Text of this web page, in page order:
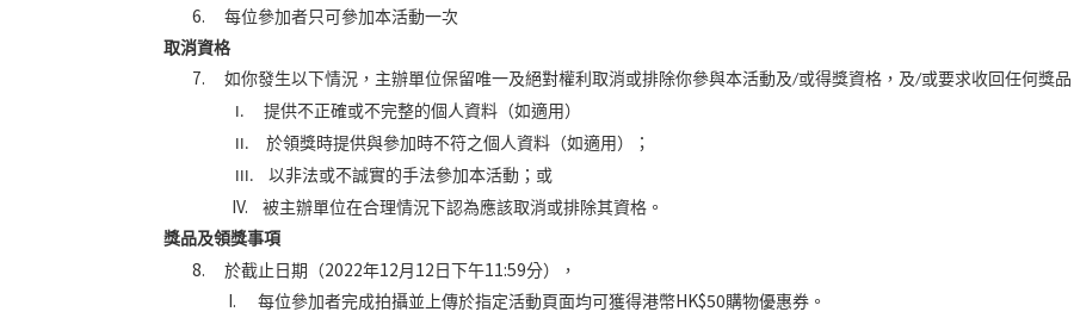
6.
每位參加者只可參加本活動一次
取消資格
7. 如你發生以下情況， 主辦單位保留唯一及絕對權利取消或排除你參與本活動及/或得獎資格，及/或要求收回任何獎
I.
提供不正確或不完整的個人資料（如適用）
II.
於領獎時提供與參加時不符之個人資料（如適用）；
III.
以非法或不誠實的手法參加本活動；或
IV. 被主辦單位在合理情況下認為應該取消或排除其資格 。
獎品及領獎事項
8. 於截止日期（2022年12月 12 日下午11:59分），
I. 每位參加者完成拍攝並上傳於指定活動頁面均可獲得港幣HK$50購物優惠券。